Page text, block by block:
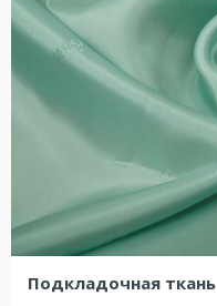
Подкладочная ткань